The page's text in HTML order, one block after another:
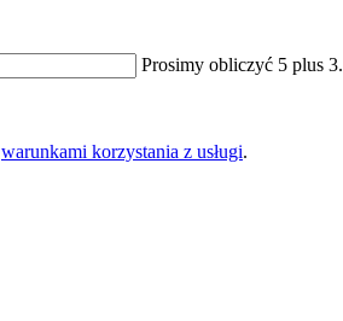
Prosimy obliczyć 5 plus 3.
warunkami korzystania z usługi.